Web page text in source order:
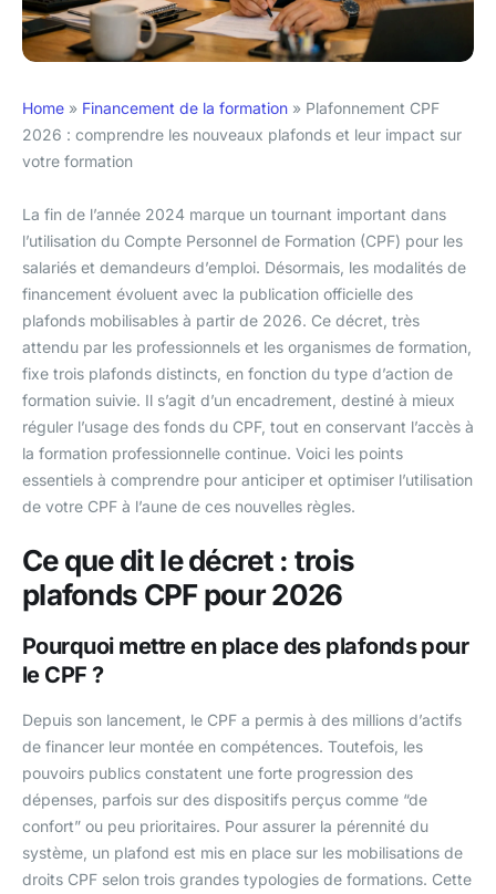
Home » Financement de la formation » Plafonnement CPF
2026 : comprendre les nouveaux plafonds et leur impact sur
votre formation
La fin de l’année 2024 marque un tournant important dans
l’utilisation du Compte Personnel de Formation (CPF) pour les
salariés et demandeurs d’emploi. Désormais, les modalités de
financement évoluent avec la publication officielle des
plafonds mobilisables à partir de 2026. Ce décret, très
attendu par les professionnels et les organismes de formation,
fixe trois plafonds distincts, en fonction du type d’action de
formation suivie. Il s’agit d’un encadrement, destiné à mieux
réguler l’usage des fonds du CPF, tout en conservant l’accès à
la formation professionnelle continue. Voici les points
essentiels à comprendre pour anticiper et optimiser l’utilisation
de votre CPF à l’aune de ces nouvelles règles.
Ce que dit le décret : trois
plafonds CPF pour 2026
Pourquoi mettre en place des plafonds pour
le CPF ?
Depuis son lancement, le CPF a permis à des millions d’actifs
de financer leur montée en compétences. Toutefois, les
pouvoirs publics constatent une forte progression des
dépenses, parfois sur des dispositifs perçus comme “de
confort” ou peu prioritaires. Pour assurer la pérennité du
système, un plafond est mis en place sur les mobilisations de
droits CPF selon trois grandes typologies de formations. Cette